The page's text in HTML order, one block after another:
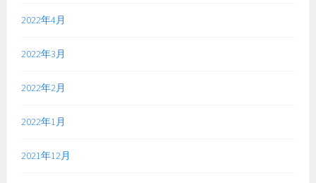
2022年4月
2022年3月
2022年2月
2022年1月
2021年12月